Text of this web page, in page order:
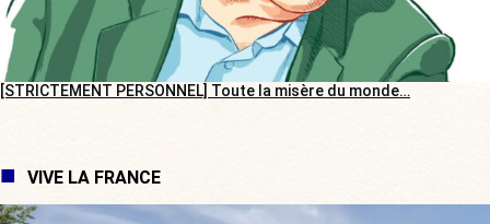
[STRICTEMENT PERSONNEL] Toute la misère du monde…
VIVE LA FRANCE